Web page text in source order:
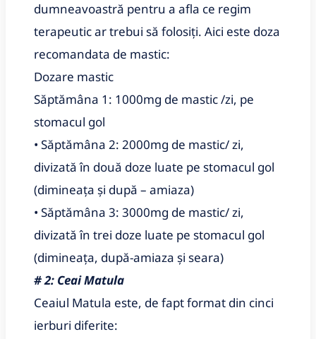
dumneavoastră pentru a afla ce regim
terapeutic ar trebui să folosiți. Aici este doza
recomandata de mastic:
Dozare mastic
Săptămâna 1: 1000mg de mastic /zi, pe
stomacul gol
• Săptămâna 2: 2000mg de mastic/ zi,
divizată în două doze luate pe stomacul gol
(dimineața și după – amiaza)
• Săptămâna 3: 3000mg de mastic/ zi,
divizată în trei doze luate pe stomacul gol
(dimineața, după-amiaza și seara)
# 2: Ceai Matula
Ceaiul Matula este, de fapt format din cinci
ierburi diferite: